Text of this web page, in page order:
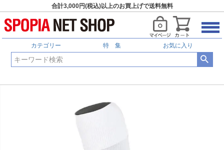
合計3,000円(税込)以上のお買上げで送料無料
カテゴリー 特 集 お気に入り